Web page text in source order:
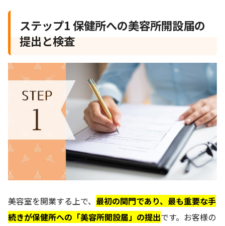
ステップ1 保健所への美容所開設届の
提出と検査
美容室を開業する上で、 最初の関門であり、最も重要な手
続きが保健所への「美容所開設届」の提出です。お客様の